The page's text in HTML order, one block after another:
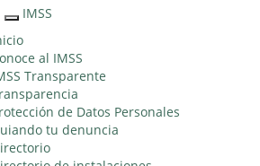
Interruptor
de
Navegación
IMSS
al IMSS
Transparente
de Datos Personales
tu denuncia